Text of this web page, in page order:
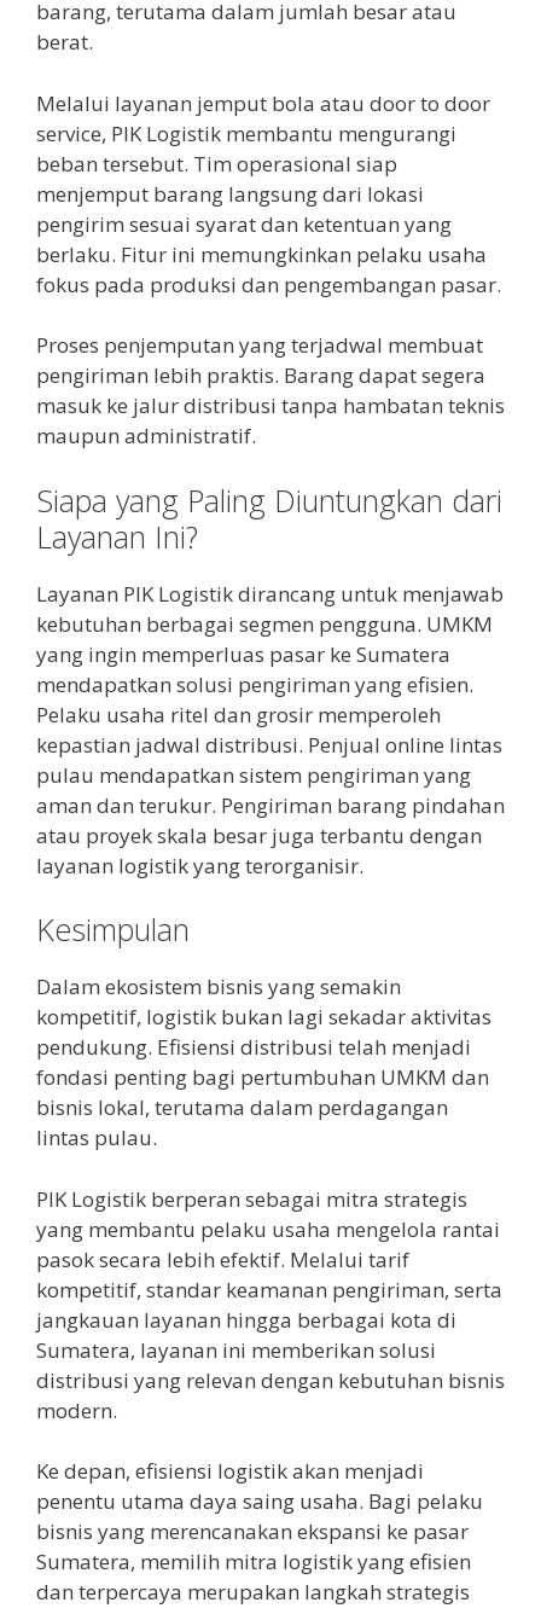
barang, terutama dalam jumlah besar atau
berat.
Melalui layanan jemput bola atau door to door
service, PIK Logistik membantu mengurangi
beban tersebut. Tim operasional siap
menjemput barang langsung dari lokasi
pengirim sesuai syarat dan ketentuan yang
berlaku. Fitur ini memungkinkan pelaku usaha
fokus pada produksi dan pengembangan pasar.
Proses penjemputan yang terjadwal membuat
pengiriman lebih praktis. Barang dapat segera
masuk ke jalur distribusi tanpa hambatan teknis
maupun administratif.
Siapa yang Paling Diuntungkan dari
Layanan Ini?
Layanan PIK Logistik dirancang untuk menjawab
kebutuhan berbagai segmen pengguna. UMKM
yang ingin memperluas pasar ke Sumatera
mendapatkan solusi pengiriman yang efisien.
Pelaku usaha ritel dan grosir memperoleh
kepastian jadwal distribusi. Penjual online lintas
pulau mendapatkan sistem pengiriman yang
aman dan terukur. Pengiriman barang pindahan
atau proyek skala besar juga terbantu dengan
layanan logistik yang terorganisir.
Kesimpulan
Dalam ekosistem bisnis yang semakin
kompetitif, logistik bukan lagi sekadar aktivitas
pendukung. Efisiensi distribusi telah menjadi
fondasi penting bagi pertumbuhan UMKM dan
bisnis lokal, terutama dalam perdagangan
lintas pulau.
PIK Logistik berperan sebagai mitra strategis
yang membantu pelaku usaha mengelola rantai
pasok secara lebih efektif. Melalui tarif
kompetitif, standar keamanan pengiriman, serta
jangkauan layanan hingga berbagai kota di
Sumatera, layanan ini memberikan solusi
distribusi yang relevan dengan kebutuhan bisnis
modern.
Ke depan, efisiensi logistik akan menjadi
penentu utama daya saing usaha. Bagi pelaku
bisnis yang merencanakan ekspansi ke pasar
Sumatera, memilih mitra logistik yang efisien
dan terpercaya merupakan langkah strategis